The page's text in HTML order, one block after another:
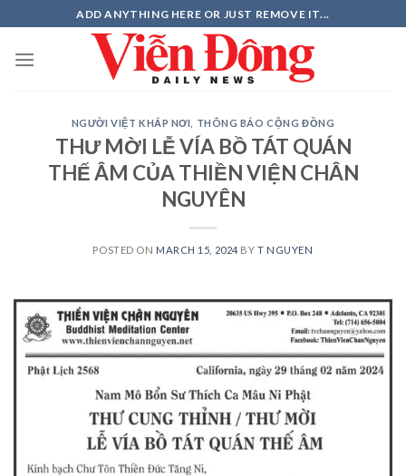
to
content
ADD ANYTHING HERE OR JUST REMOVE IT...
NGƯỜI VIỆT KHẮP NƠI THÔNG BÁO CỘNG ĐỒNG
THƯ MỜI LỄ VÍA BỒ TÁT QUÁN
THẾ ÂM CỦA THIỀN VIỆN CHÂN
NGUYÊN
POSTED ON MARCH 15, 2024 BYT NGUYEN